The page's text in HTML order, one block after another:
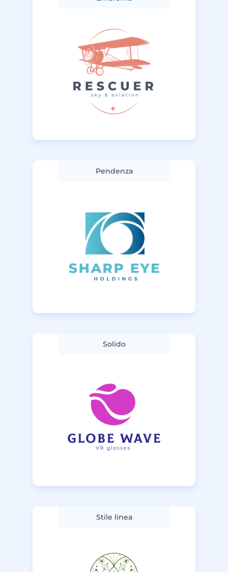
Pendenza
Solido
Stile linea